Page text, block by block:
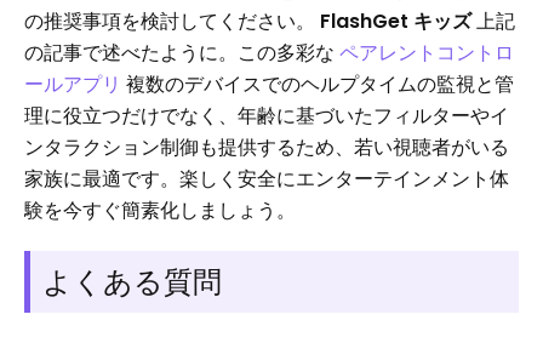
の推奨事項を検討してください。 FlashGet キッズ上記
の記事で述べたように。この多彩な ペアレントコントロ
ールアプリ 複数のデバイスでのヘルプタイムの監視と管
理に役立つだけでなく、年齢に基づいたフィルターやイ
ンタラクション制御も提供するため、若い視聴者がいる
家族に最適です。楽しく安全にエンターテインメント体
験を今すぐ簡素化しましょう。
よくある質問